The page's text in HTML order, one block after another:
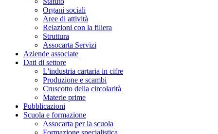
Organi sociali
Aree di attività
Relazioni con la filiera
Struttura
Assocarta Servizi
Aziende associate
Dati di settore
L'industria cartaria in cifre
Produzione e scambi
Cruscotto della circolarità
Materie prime
Pubblicazioni
Scuola e formazione
Assocarta per la scuola
Formazione specialistica